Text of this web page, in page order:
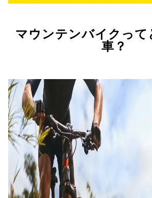
マウンテンバイクって
車？